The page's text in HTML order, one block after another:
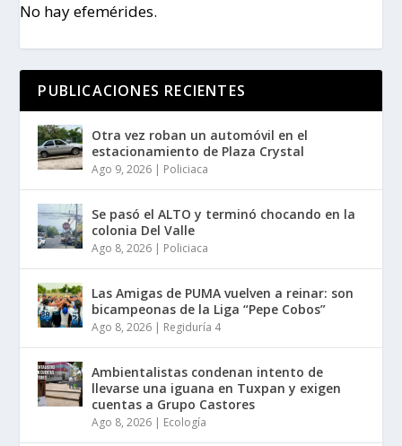
No hay efemérides.
PUBLICACIONES RECIENTES
Otra vez roban un automóvil en el
estacionamiento de Plaza Crystal
Ago 9, 2026 Policiaca
Se pasó el ALTO y terminó chocando en la
colonia Del Valle
Ago 8, 2026 Policiaca
Las Amigas de PUMA vuelven a reinar: son
bicampeonas de la Liga “Pepe Cobos”
Ago 8, 2026 Regiduría 4
Ambientalistas condenan intento de
llevarse una iguana en Tuxpan y exigen
cuentas a Grupo Castores
Ago 8, 2026 Ecología